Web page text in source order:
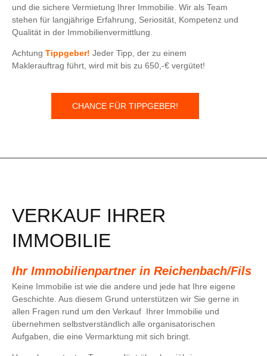
und die sichere Vermietung Ihrer Immobilie. Wir als Team
stehen für langjährige Erfahrung, Seriosität, Kompetenz und
Qualität in der Immobilienvermittlung.
Achtung Tippgeber! Jeder Tipp, der zu einem
Maklerauftrag führt, wird mit bis zu 650,-€ vergütet!
CHANCE FÜR TIPPGEBER!
VERKAUF IHRER
IMMOBILIE
Ihr Immobilienpartner in Reichenbach/Fils
Keine Immobilie ist wie die andere und jede hat Ihre eigene
Geschichte. Aus diesem Grund unterstützen wir Sie gerne in
allen Fragen rund um den Verkauf Ihrer Immobilie und
übernehmen selbstverständlich alle organisatorischen
Aufgaben, die eine Vermarktung mit sich bringt.